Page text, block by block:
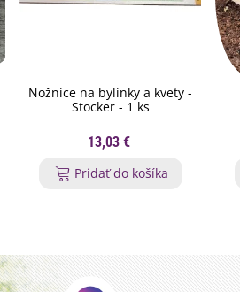
Nožnice na bylinky a kvety -
Stocker - 1 ks
13,03 €
Pridať do košíka